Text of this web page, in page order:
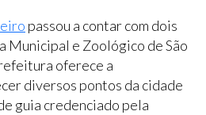
passou a contar com dois
Municipal e Zoológico de São
oferece a
diversos pontos da cidade
guia credenciado pela